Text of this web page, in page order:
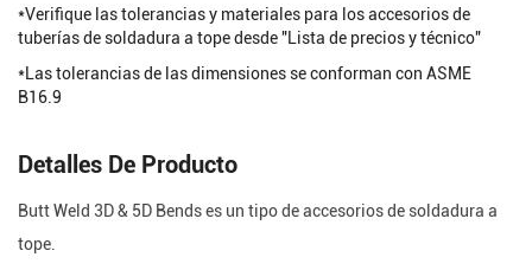
*Verifique las tolerancias y materiales para los accesorios de
tuberías de soldadura a tope desde "Lista de precios y técnico"
*Las tolerancias de las dimensiones se conforman con ASME
B16.9
Detalles De Producto
Butt Weld 3D & 5D Bends es un tipo de accesorios de soldadura a
tope.